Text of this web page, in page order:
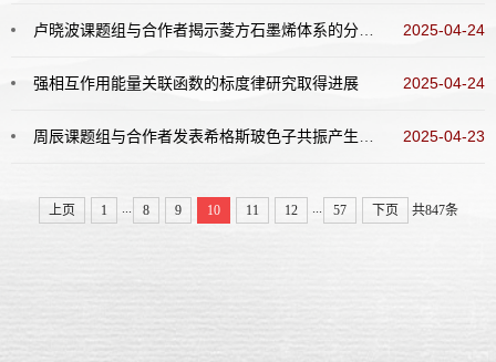
卢晓波课题组与合作者揭示菱方石墨烯体系的分数陈绝缘体 2025-04-24
强相互作用能量关联函数的标度律研究取得进展 2025-04-24
周辰课题组与合作者发表希格斯玻色子共振产生寻找的重要结果 2025-04-23
上页 1 ... 8 9 10 11 12 ... 57 下页 共847条